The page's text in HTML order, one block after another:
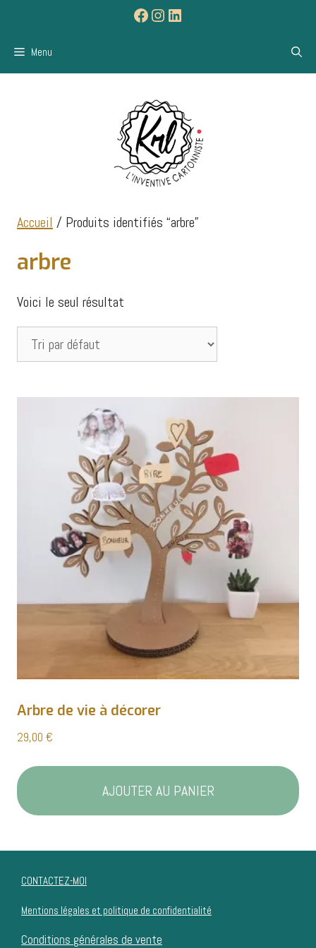
contenu
Facebook
Instagram
LinkedIn
Menu
Accueil / Produits identifiés “arbre”
arbre
Voici le seul résultat
Arbre de vie à décorer
29,00 €
AJOUTER AU PANIER
CONTACTEZ-MOI
Mentions légales et politique de confidentialité
Conditions générales de vente